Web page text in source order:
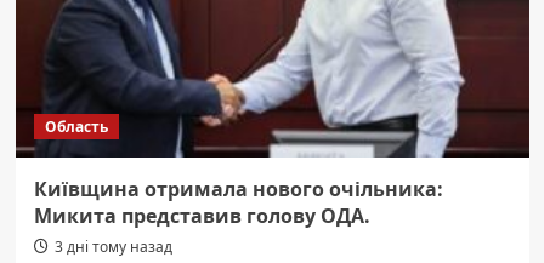
Область
Київщина отримала нового очільника:
Микита представив голову ОДА.
3 дні тому назад